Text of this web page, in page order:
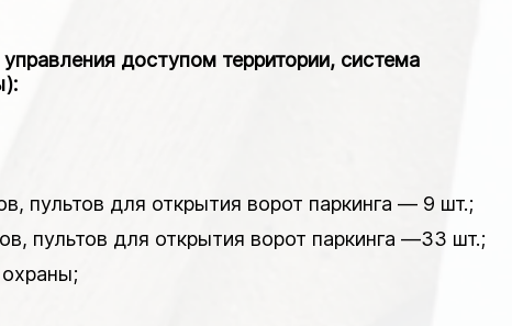
доступом территории, система
пультов для открытия ворот паркинга — 9 шт.;
пультов для открытия ворот паркинга —33 шт.;